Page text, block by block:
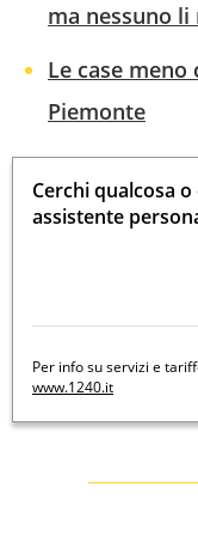
ma nessuno
Le case
Piemonte
Cerchi qualcosa
assistente
Per info su servizi e
www.1240.it